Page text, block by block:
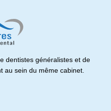
dentistes généralistes et de
au sein du même cabinet.